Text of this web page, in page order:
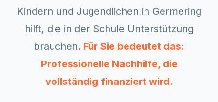
Kindern und Jugendlichen in Germering
hilft, die in der Schule Unterstützung
brauchen. Für Sie bedeutet das:
Professionelle Nachhilfe, die
vollständig finanziert wird.